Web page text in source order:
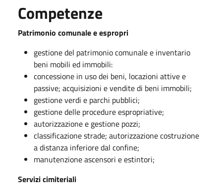
Competenze
Patrimonio comunale e espropri
gestione del patrimonio comunale e inventario
beni mobili ed immobili:
concessione in uso dei beni, locazioni attive e
passive; acquisizioni e vendite di beni immobili;
gestione verdi e parchi pubblici;
gestione delle procedure espropriative;
autorizzazione e gestione pozzi;
classificazione strade; autorizzazione costruzione
a distanza inferiore dal confine;
manutenzione ascensori e estintori;
Servizi cimiteriali